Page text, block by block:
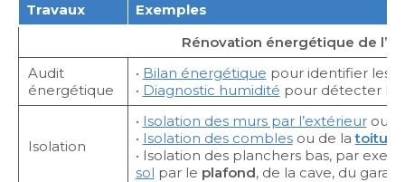
Travaux
Exemples
Rénovation énergétique de
Audit
énergétique
• Bilan énergétique pour identifier les
• Diagnostic humidité pour détecter
Isolation
• Isolation des murs par l’extérieurou
• Isolation des comblesou de latoiture
• Isolation des planchers bas, par
sol par le plafond, de la cave, du